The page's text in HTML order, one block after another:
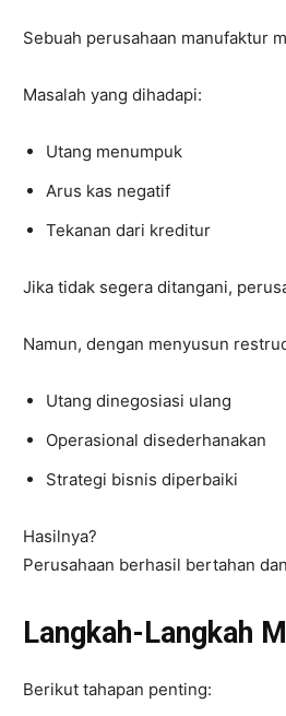
Sebuah perusahaan manufaktur
Masalah yang dihadapi:
Utang menumpuk
Arus kas negatif
Tekanan dari kreditur
Jika tidak segera ditangani,
Namun, dengan menyusun
Utang dinegosiasi ulang
Operasional disederhanakan
Strategi bisnis diperbaiki
Hasilnya?
Perusahaan berhasil bertahan
Langkah-Langkah
Berikut tahapan penting: